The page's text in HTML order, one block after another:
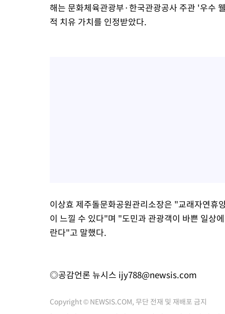
해는 문화체육관광부·한국관광공사 주관 '우수
적 치유 가치를 인정받았다.
이상효 제주돌문화공원관리소장은 "교래자연휴
이 느낄 수 있다"며 "도민과 관광객이 바쁜 일상
란다"고 말했다.
◎공감언론 뉴시스 ijy788@newsis.com
Copyright © NEWSIS.COM, 무단 전재 및 재배포 금지